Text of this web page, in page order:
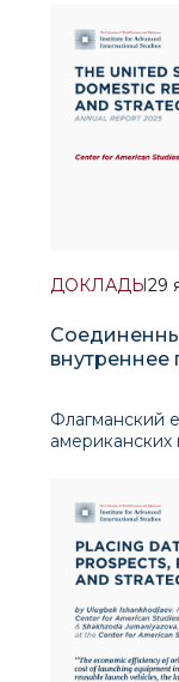
расходов на
ДОКЛАДЫ29
внутреннее
Флагманский
события и
в 2025 году,